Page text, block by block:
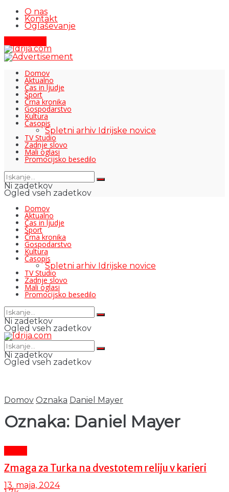
O nas
Kontakt
Oglaševanje
Domov
Aktualno
Čas in ljudje
Šport
Črna kronika
Gospodarstvo
Kultura
Časopis
Spletni arhiv Idrijske novice
TV Studio
Zadnje slovo
Mali oglasi
Promocijsko besedilo
Ni zadetkov
Ogled vseh zadetkov
Domov
Aktualno
Čas in ljudje
Šport
Črna kronika
Gospodarstvo
Kultura
Časopis
Spletni arhiv Idrijske novice
TV Studio
Zadnje slovo
Mali oglasi
Promocijsko besedilo
Ni zadetkov
Ogled vseh zadetkov
Ni zadetkov
Ogled vseh zadetkov
Domov Oznaka Daniel Mayer
Oznaka: Daniel Mayer
Zmaga za Turka na dvestotem reliju v karieri
13. maja, 2024